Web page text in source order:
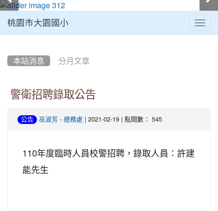
桃園市大園國小
本站消息 分月文章
警衛招聘錄取公告
公告 巫淑芳 - 總務處 | 2021-02-19 | 點閱數： 545
110年度臨時人員校警招聘，錄取人員：許建
能先生